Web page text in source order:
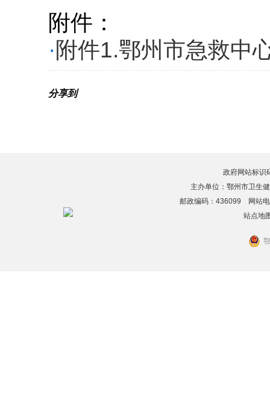
附件：
· 附件1.鄂州市急救中
分享到
政府网站标识
主办单位：鄂州市卫生
邮政编码：436099 网站
站点地